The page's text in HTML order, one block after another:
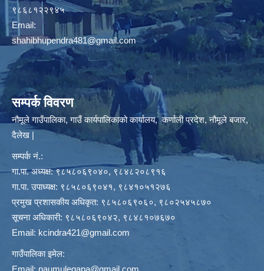
९८६८१२२९४५
Email:
shahibhupendra481@gmail.com
सम्पर्क विवरण
नौमूले गाउँपालिका, गाउँ कार्यपालिकाको कार्यालय, कर्णाली प्रदेश, नौमूले बजार,
दैलेख |
सम्पर्क नं.:
गा.पा. अध्यक्ष: ९८५८०६९०४०, ९८४८२०८९१६
गा.पा. उपाध्यक्ष: ९८५८०६९०४१, ९८४१०५१२७६
प्रमुख प्रशासकीय अधिकृत: ९८५८०६९०६०, ९८०२५४५८७०
सूचना अधिकारी: ९८५८०६९०४२, ९८४८१०७६७०
Email: kcindra421@gmail.com
गाउँपालिका इमेल:
Email: naumulegapa@gmail.com